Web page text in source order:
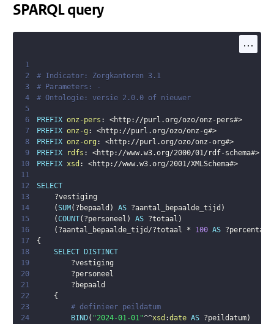
SPARQL query
...
1
2
# Indicator: Zorgkantoren 3.1
3
# Parameters: -
4
# Ontologie: versie 2.0.0 of nieuwer
5
6
PREFIX onz-pers : <http://purl.org/ozo/onz-pers#>
7
PREFIX onz-g : <http://purl.org/ozo/onz-g#>
8
PREFIX onz-org : <http://purl.org/ozo/onz-org#>
9
PREFIX rdfs : <http://www.w3.org/2000/01/rdf-schema#>
10
PREFIX xsd : <http://www.w3.org/2001/XMLSchema#>
11
12
SELECT
13
?vestiging
14
(SUM ( ?bepaald ) AS ?aantal_bepaalde_tijd )
15
(COUNT( ?personeel ) AS ?totaal )
16
( ?aantal_bepaalde_tijd /?totaal * 100 AS
17
{
18
SELECT
DISTINCT
19
?vestiging
20
?personeel
21
?bepaald
22
{
23
# definieer peildatum
24
BIND( "2024-01-01"^^xsd :date AS ?peildatum)